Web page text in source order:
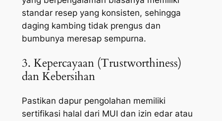
standar resep yang konsisten, sehingga
daging kambing tidak prengus dan
bumbunya meresap sempurna.
3. Kepercayaan (Trustworthiness)
dan Kebersihan
Pastikan dapur pengolahan memiliki
sertifikasi halal dari MUI dan izin edar atau